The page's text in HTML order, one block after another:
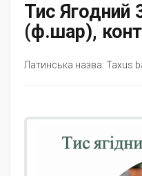
Тис Ягодний
(ф.шар),
Латинська назва: Taxus